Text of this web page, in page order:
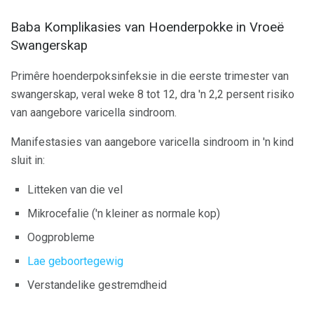
Baba Komplikasies van Hoenderpokke in Vroeë
Swangerskap
Primêre hoenderpoksinfeksie in die eerste trimester van
swangerskap, veral weke 8 tot 12, dra 'n 2,2 persent risiko
van aangebore varicella sindroom.
Manifestasies van aangebore varicella sindroom in 'n kind
sluit in:
Litteken van die vel
Mikrocefalie ('n kleiner as normale kop)
Oogprobleme
Lae geboortegewig
Verstandelike gestremdheid